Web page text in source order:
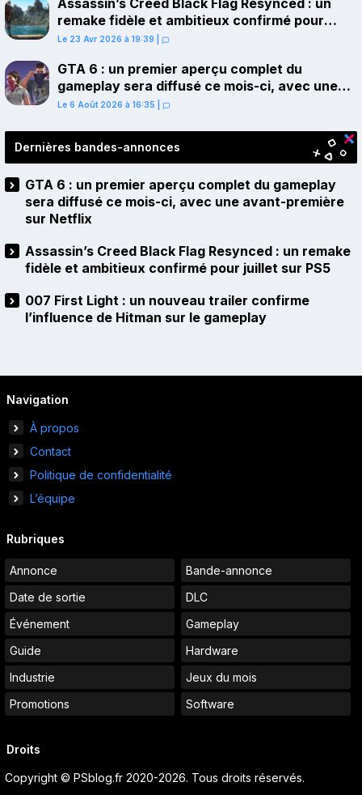
Assassin’s Creed Black Flag Resynced : un
remake fidèle et ambitieux confirmé pour
juillet sur PS5
Le 23 Avr 2026 à 19:39
GTA 6 : un premier aperçu complet du
gameplay sera diffusé ce mois-ci, avec une
avant-première sur Netflix
Le 6 Août 2026 à 16:35
Dernières bandes-annonces
GTA 6 : un premier aperçu complet du gameplay
sera diffusé ce mois-ci, avec une avant-première
sur Netflix
Assassin’s Creed Black Flag Resynced : un remake
fidèle et ambitieux confirmé pour juillet sur PS5
007 First Light : un nouveau trailer confirme
l’influence de Hitman sur le gameplay
Navigation
À propos
Contact
Politique de confidentialité
L’équipe
Rubriques
Annonce
Bande-annonce
Date de sortie
DLC
Événement
Gameplay
Guide
Hardware
Industrie
Jeux du mois
Promotions
Software
Droits
Copyright © PSblog.fr 2020-2026. Tous droits réservés.